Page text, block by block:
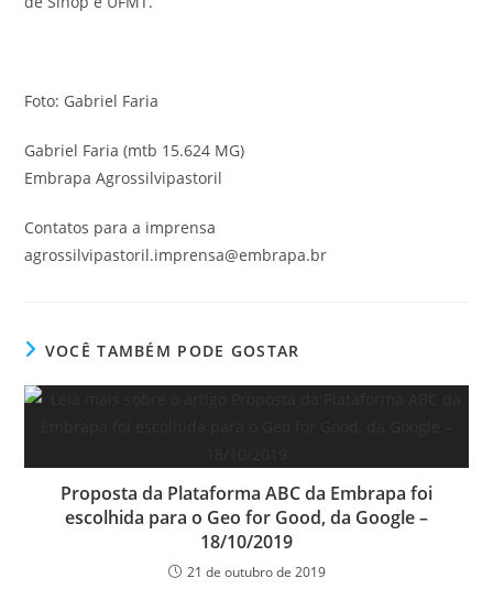
Foto: Gabriel Faria
Gabriel Faria(mtb 15.624 MG)
Embrapa Agrossilvipastoril
Contatos para a imprensa
agrossilvipastoril.imprensa@embrapa.br
VOCÊ TAMBÉM PODE GOSTAR
Proposta da Plataforma ABC da Embrapa foi
escolhida para o Geo for Good, da Google –
18/10/2019
21 de outubro de 2019